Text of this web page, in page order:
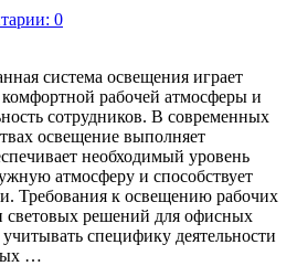
0
система освещения играет
рабочей атмосферы и
сотрудников. В современных
освещение выполняет
необходимый уровень
атмосферу и способствует
Требования к освещению рабочих
световых решений для офисных
специфику деятельности
…